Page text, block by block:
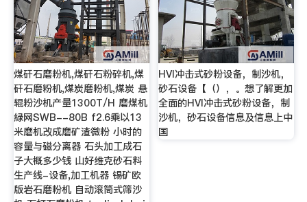
煤矸石磨粉机,煤矸石粉碎机,煤
矸石磨粉机,煤炭磨粉机,煤炭 悬
辊粉沙机产量1300T/H 磨煤机
緑网SWB--80B f2.6乘以13
米磨机改成磨矿渣微粉 小时的
容量与磁分离器 石头加工成石
子大概多少钱 山好维克砂石料
生产线-设备,加工机器 锡矿欧
版岩石磨粉机 自动滚筒式筛沙
HVI冲击式砂粉设备，制沙机，
砂石设备【（），。想了解更加
全面的HVI冲击式砂粉设备，制
沙机，砂石设备信息及信息上中
国